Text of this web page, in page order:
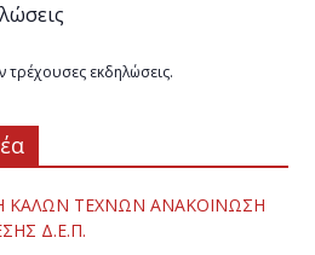
εκδηλώσεις.
ΚΑΛΩΝ ΤΕΧΝΩΝ ΑΝΑΚΟΙΝΩΣΗ
Δ.Ε.Π.